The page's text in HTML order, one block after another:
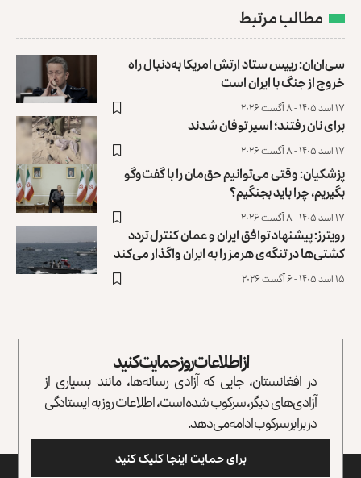
مطالب مرتبط
سی‌ان‌ان: رییس ستاد ارتش امریکا به‌دنبال راه
خروج از جنگ با ایران است
۱۷ اسد ۱۴۰۵ - ۸ آگست ۲۰۲۶
برای نان رفتند؛ اسیر توفان شدند
۱۷ اسد ۱۴۰۵ - ۸ آگست ۲۰۲۶
پزشکیان: وقتی می‌توانیم حق‌مان را با گفت‌وگو
بگیریم، چرا باید بجنگیم؟
۱۷ اسد ۱۴۰۵ - ۸ آگست ۲۰۲۶
رویترز: پیشنهاد توافق ایران و عمان کنترل تردد
کشتی‌ها ‏در تنگه‌ی هرمز را به ایران واگذار می‌کند
۱۵ اسد ۱۴۰۵ - ۶ آگست ۲۰۲۶
از اطلاعات روز حمایت کنید
در افغانستان، جایی که آزادی رسانه‌ها، مانند بسیاری از
آزادی‌های دیگر، سرکوب شده است، اطلاعات روز به ایستادگی
در برابر سرکوب ادامه می‌دهد.
برای حمایت اینجا کلیک کنید